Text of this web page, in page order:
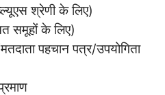
श्रेणी के लिए)
समूहों के लिए)
पहचान पत्र/उपयोगिता